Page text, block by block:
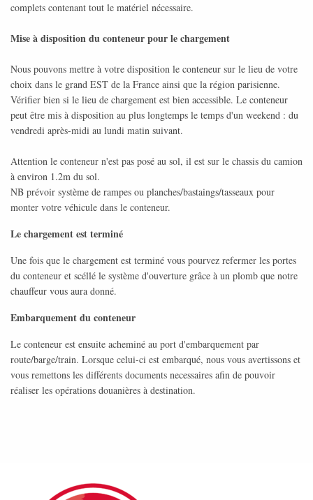
complets contenant tout le matériel nécessaire.
Mise à disposition du conteneur pour le chargement
Nous pouvons mettre à votre disposition le conteneur sur le lieu de votre
choix dans le grand EST de la France ainsi que la région parisienne.
Vérifier bien si le lieu de chargement est bien accessible. Le conteneur
peut être mis à disposition au plus longtemps le temps d'un weekend : du
vendredi après-midi au lundi matin suivant.
Attention le conteneur n'est pas posé au sol, il est sur le chassis du camion
à environ 1.2m du sol.
NB prévoir système de rampes ou planches/bastaings/tasseaux pour
monter votre véhicule dans le conteneur.
Le chargement est terminé
Une fois que le chargement est terminé vous pourvez refermer les portes
du conteneur et scéllé le système d'ouverture grâce à un plomb que notre
chauffeur vous aura donné.
Embarquement du conteneur
Le conteneur est ensuite acheminé au port d'embarquement par
route/barge/train. Lorsque celui-ci est embarqué, nous vous avertissons et
vous remettons les différents documents necessaires afin de pouvoir
réaliser les opérations douanières à destination.